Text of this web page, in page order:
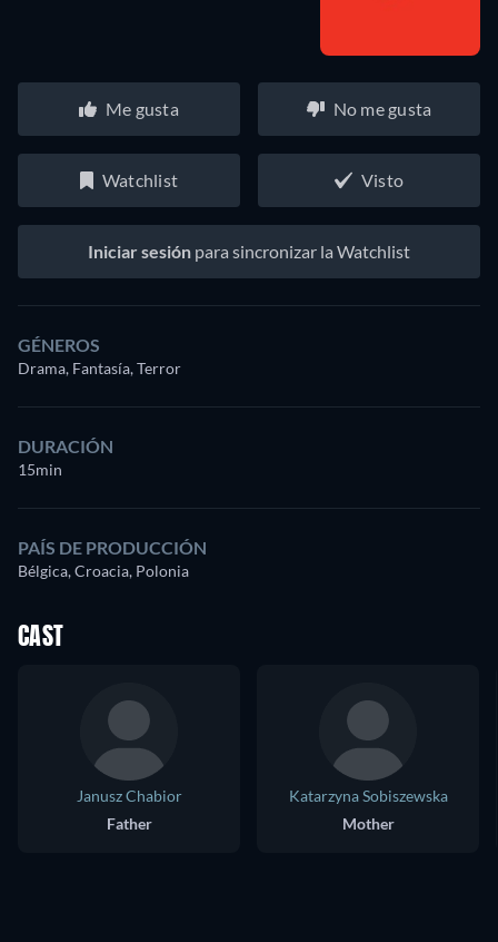
Me gusta No me gusta
Watchlist Visto
Iniciar sesión para sincronizar la Watchlist
GÉNEROS
Drama, Fantasía, Terror
DURACIÓN
15min
PAÍS DE PRODUCCIÓN
Bélgica, Croacia, Polonia
CAST
Janusz Chabior
Father
Katarzyna Sobiszewska
Mother